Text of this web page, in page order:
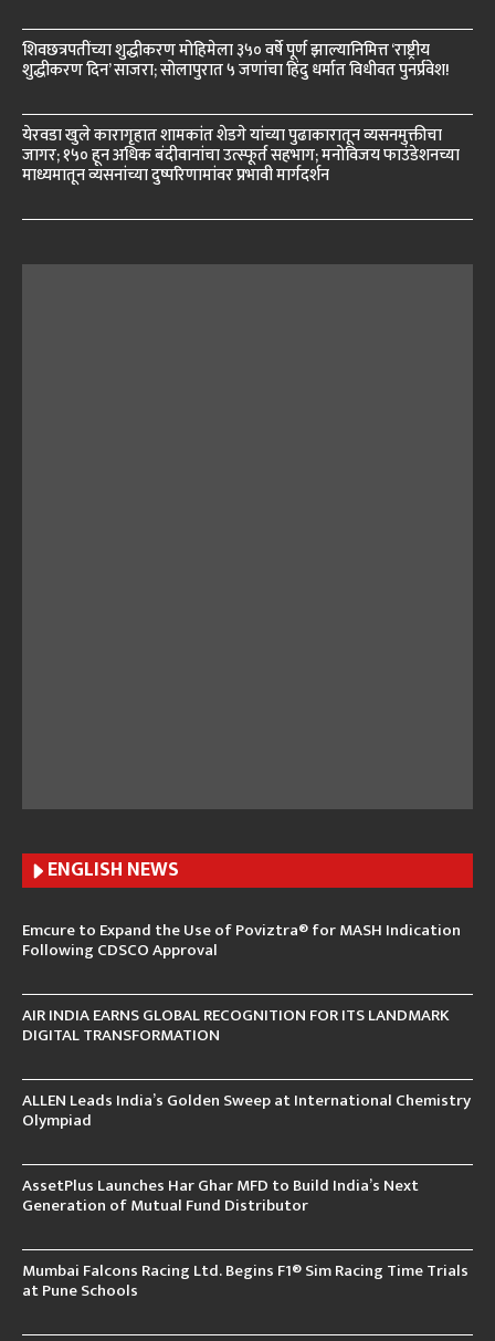
शिवछत्रपतींच्या शुद्धीकरण मोहिमेला ३५० वर्षे पूर्ण झाल्यानिमित्त ‘राष्ट्रीय
शुद्धीकरण दिन’ साजरा; सोलापुरात ५ जणांचा हिंदु धर्मात विधीवत पुनर्प्रवेश!
येरवडा खुले कारागृहात शामकांत शेडगे यांच्या पुढाकारातून व्यसनमुक्तीचा
जागर; १५० हून अधिक बंदीवानांचा उत्स्फूर्त सहभाग; मनोविजय फाउंडेशनच्या
माध्यमातून व्यसनांच्या दुष्परिणामांवर प्रभावी मार्गदर्शन
ENGLISH NEWS
Emcure to Expand the Use of Poviztra® for MASH Indication
Following CDSCO Approval
AIR INDIA EARNS GLOBAL RECOGNITION FOR ITS LANDMARK
DIGITAL TRANSFORMATION
ALLEN Leads India’s Golden Sweep at International Chemistry
Olympiad
AssetPlus Launches Har Ghar MFD to Build India’s Next
Generation of Mutual Fund Distributor
Mumbai Falcons Racing Ltd. Begins F1® Sim Racing Time Trials
at Pune Schools